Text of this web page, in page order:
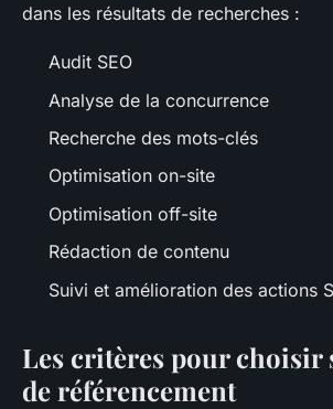
dans les résultats de recherches :
Audit SEO
Analyse de la concurrence
Recherche des mots-clés
Optimisation on-site
Optimisation off-site
Rédaction de contenu
Suivi et amélioration des actions
Les critères pour choisir
de référencement